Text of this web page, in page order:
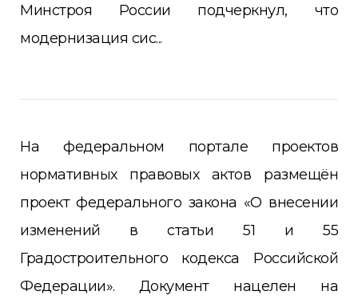
Минстроя России подчеркнул, что
модернизация сис...
На федеральном портале проектов
нормативных правовых актов размещён
проект федерального закона «О внесении
изменений в статьи 51 и 55
Градостроительного кодекса Российской
Федерации». Документ нацелен на